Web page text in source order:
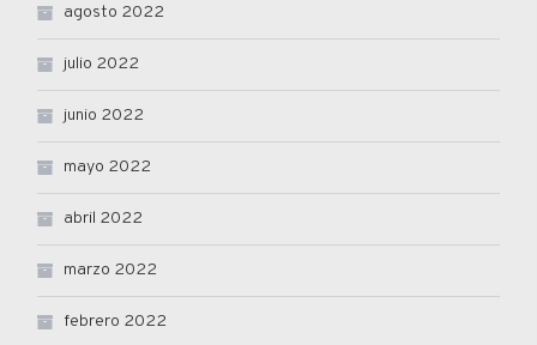
agosto 2022
julio 2022
junio 2022
mayo 2022
abril 2022
marzo 2022
febrero 2022